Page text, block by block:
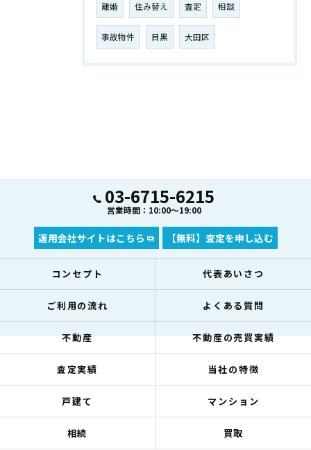
離婚 住み替え 査定 相談
事故物件 目黒 大田区
03-6715-6215
営業時間：10:00～19:00
運用会社サイトはこちら 【無料】査定を申し込む
コンセプト 代表あいさつ
ご利用の流れ よくある質問
不動産 不動産の売買実績
査定実績 当社の特徴
戸建て マンション
相続 買取